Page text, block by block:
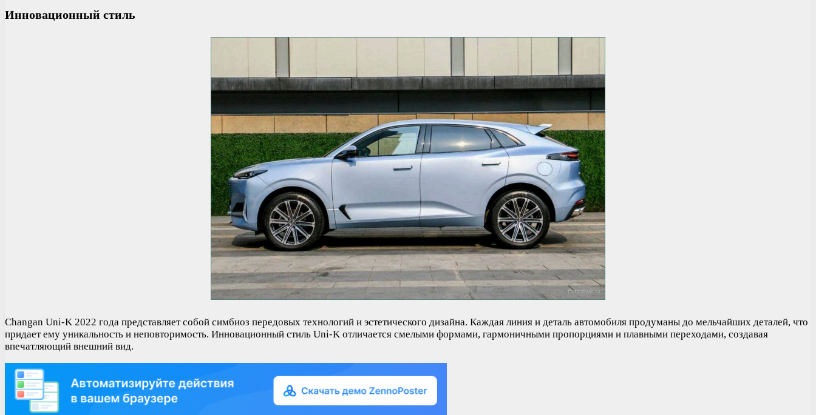
Инновационный стиль
Changan Uni-K 2022 года представляет собой симбиоз передовых технологий и эстетического дизайна. Каждая линия и деталь автомобиля продуманы до мельчайших деталей, что
придает ему уникальность и неповторимость. Инновационный стиль Uni-K отличается смелыми формами, гармоничными пропорциями и плавными переходами, создавая
впечатляющий внешний вид.